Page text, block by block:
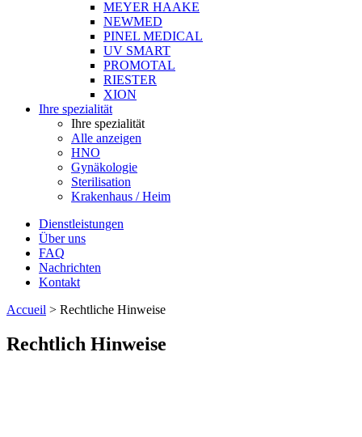
MEYER HAAKE
NEWMED
PINEL MEDICAL
UV SMART
PROMOTAL
RIESTER
XION
Ihre spezialität
Ihre spezialität
Alle anzeigen
HNO
Gynäkologie
Sterilisation
Krakenhaus / Heim
Dienstleistungen
Über uns
FAQ
Nachrichten
Kontakt
Accueil > Rechtliche Hinweise
Rechtlich Hinweise